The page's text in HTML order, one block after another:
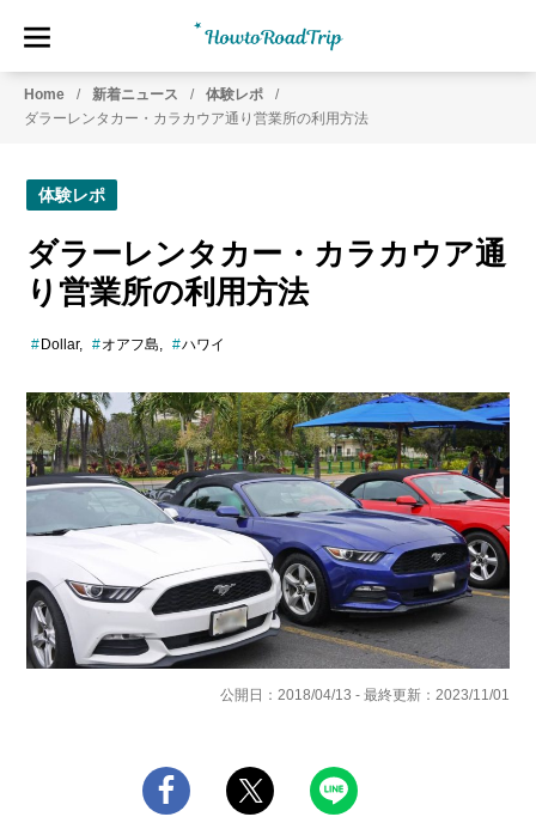
HowtoRoadTrip.com
Home 新着ニュース
体験レポ
ダラーレンタカー・カラカウア通り営業所の利用方法
体験レポ
ダラーレンタカー・カラカウア通
り営業所の利用方法
Dollar オアフ島 ハワイ
公開日：2018/04/13 - 最終更新：2023/11/01